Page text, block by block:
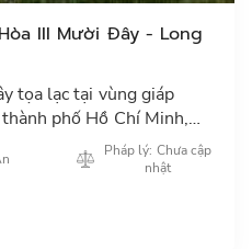
III Mười Đây - Long
tọa lạc tại vùng giáp
phố Hồ Chí Minh,
phát triển công nghiệp và
Pháp lý: Chưa cập
nhật